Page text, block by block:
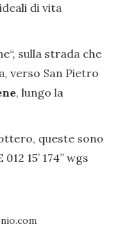
di vita
sulla strada che
verso San Pietro
, lungo la
queste sono
15’ 174’’ wgs